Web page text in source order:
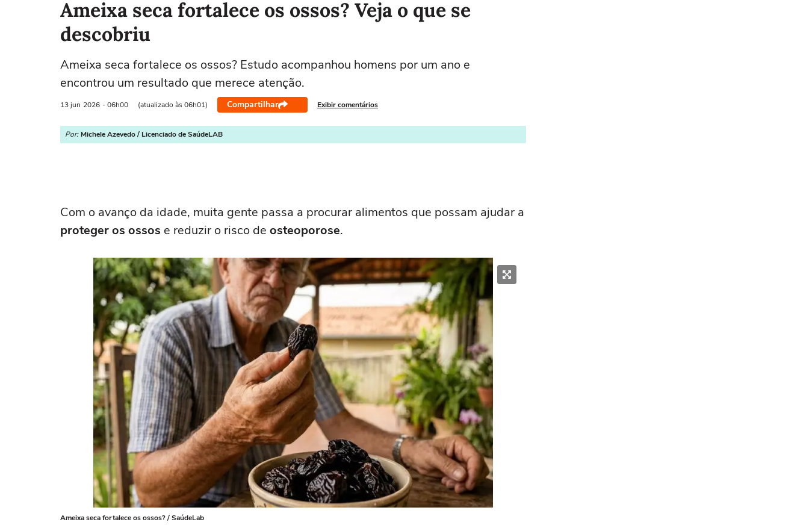
Ameixa seca fortalece os ossos? Veja o que se
descobriu
Ameixa seca fortalece os ossos? Estudo acompanhou homens por um ano e
encontrou um resultado que merece atenção.
13 jun 2026 - 06h00 (atualizado às 06h01) Compartilhar Exibir comentários
Por: Michele Azevedo / Licenciado de SaúdeLAB
Com o avanço da idade, muita gente passa a procurar alimentos que possam ajudar a
proteger os ossos e reduzir o risco de osteoporose.
Ameixa seca fortalece os ossos? / SaúdeLab